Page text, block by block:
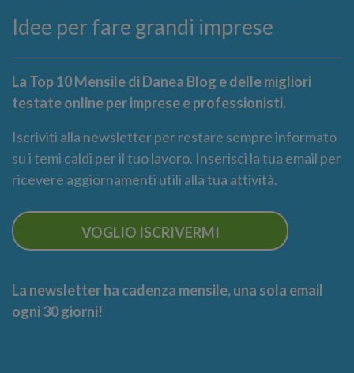
Idee per fare grandi imprese
La Top 10 Mensile di Danea Blog e delle migliori
testate online per imprese e professionisti.
Iscriviti alla newsletter per restare sempre informato
su i temi caldi per il tuo lavoro. Inserisci la tua email per
ricevere aggiornamenti utili alla tua attività.
VOGLIO ISCRIVERMI
La newsletter ha cadenza mensile, una sola email
ogni 30 giorni!